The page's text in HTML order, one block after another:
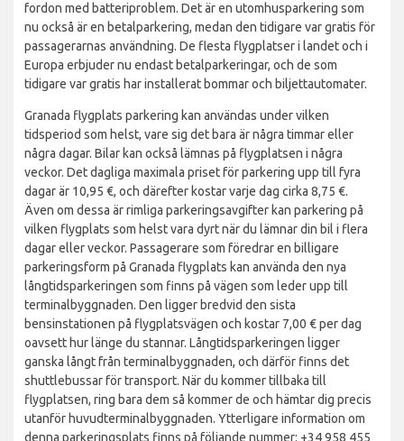
fordon med batteriproblem. Det är en utomhusparkering som
nu också är en betalparkering, medan den tidigare var gratis för
passagerarnas användning. De flesta flygplatser i landet och i
Europa erbjuder nu endast betalparkeringar, och de som
tidigare var gratis har installerat bommar och biljettautomater.
Granada flygplats parkering kan användas under vilken
tidsperiod som helst, vare sig det bara är några timmar eller
några dagar. Bilar kan också lämnas på flygplatsen i några
veckor. Det dagliga maximala priset för parkering upp till fyra
dagar är 10,95 €, och därefter kostar varje dag cirka 8,75 €.
Även om dessa är rimliga parkeringsavgifter kan parkering på
vilken flygplats som helst vara dyrt när du lämnar din bil i flera
dagar eller veckor. Passagerare som föredrar en billigare
parkeringsform på Granada flygplats kan använda den nya
långtidsparkeringen som finns på vägen som leder upp till
terminalbyggnaden. Den ligger bredvid den sista
bensinstationen på flygplatsvägen och kostar 7,00 € per dag
oavsett hur länge du stannar. Långtidsparkeringen ligger
ganska långt från terminalbyggnaden, och därför finns det
shuttlebussar för transport. När du kommer tillbaka till
flygplatsen, ring bara dem så kommer de och hämtar dig precis
utanför huvudterminalbyggnaden. Ytterligare information om
denna parkeringsplats finns på följande nummer: +34 958 455